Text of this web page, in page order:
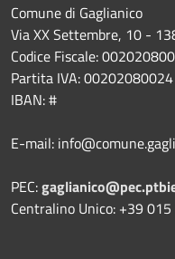
Comune di Gaglianico
Via XX Settembre, 10 -
Codice Fiscale:
Partita IVA: 00202080024
IBAN: #
E-mail:
PEC:
Centralino Unico: +39